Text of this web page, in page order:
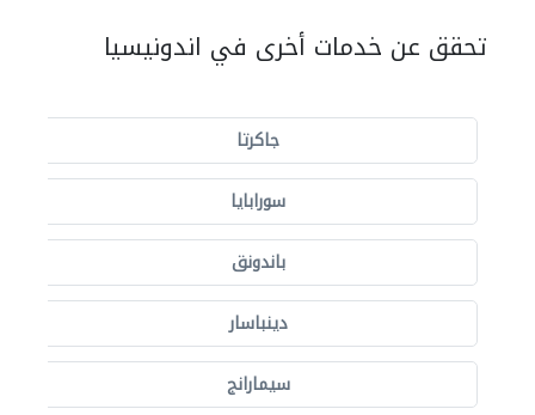
تحقق عن خدمات أخرى في اندونيسيا
جاكرتا
سورابايا
باندونق
دينباسار
سيمارانج